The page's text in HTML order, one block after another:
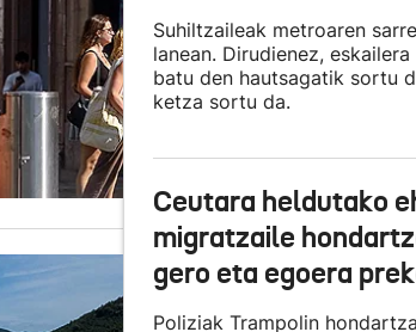
Suhiltzaileak metroaren
lanean. Dirudienez,
batu den hautsagatik sortu
ketza sortu da.
Ceutara heldutako
migratzaile
gero eta egoera
Poliziak Trampolin